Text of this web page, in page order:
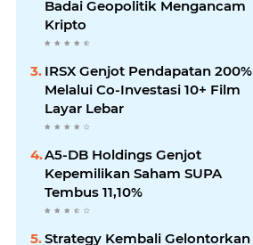
Badai Geopolitik Mengancam
Kripto
IRSX Genjot Pendapatan 200%
Melalui Co-Investasi 10+ Film
Layar Lebar
A5-DB Holdings Genjot
Kepemilikan Saham SUPA
Tembus 11,10%
Strategy Kembali Gelontorkan